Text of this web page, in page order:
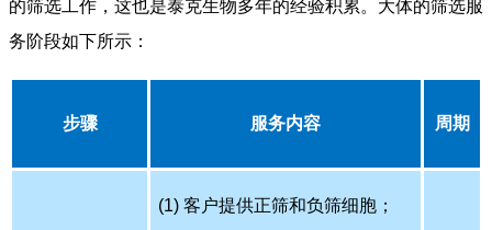
的筛选工作，这也是泰克生物多年的经验积累。大体的筛选服
务阶段如下所示：
步骤 服务内容 周期
(1) 客户提供正筛和负筛细胞；